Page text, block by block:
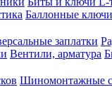
Баллонные ключи
заплатки
Вентили, арматура
Шиномонтажные